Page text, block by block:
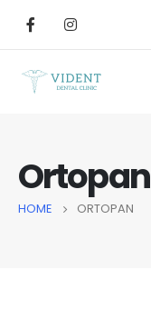
Ortopan
HOME ORTOPAN